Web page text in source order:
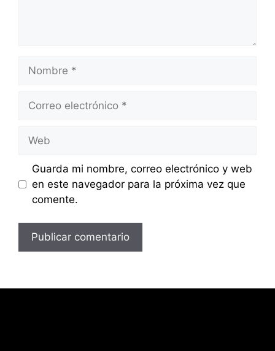
electrónico
Guarda mi nombre, correo electrónico y web
en este navegador para la próxima vez que
comente.